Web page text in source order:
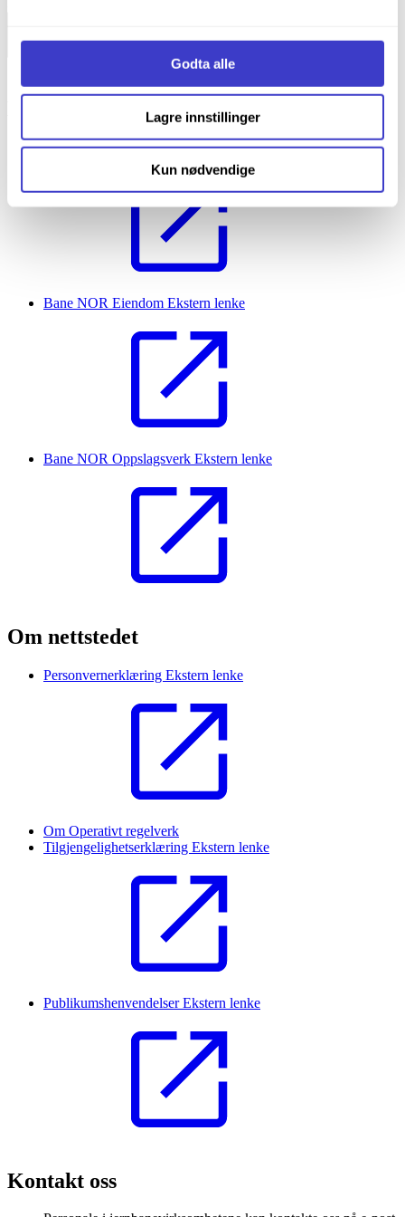
Godta alle
Lagre innstillinger
Kun nødvendige
Bane NOR SFEkstern lenke
Bane NOR Eiendom Ekstern lenke
Bane NOR Oppslagsverk Ekstern lenke
Om nettstedet
Personvernerklæring Ekstern lenke
Om Operativt regelverk
Tilgjengelighetserklæring Ekstern lenke
PublikumshenvendelserEkstern lenke
Kontakt oss